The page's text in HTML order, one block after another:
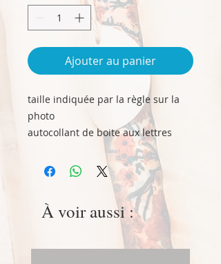
Ajouter au panier
taille indiquée par la règle sur la
photo
autocollant de boite aux lettres
À voir aussi :